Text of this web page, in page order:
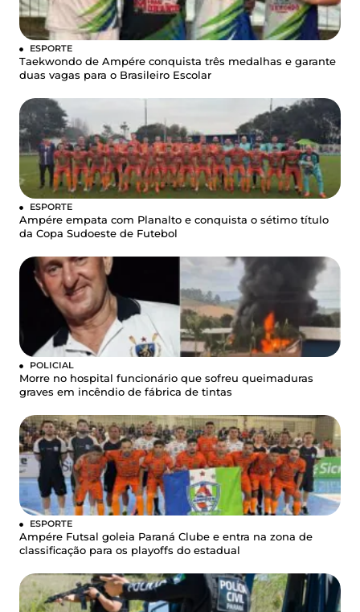
ESPORTE
Taekwondo de Ampére conquista três medalhas e garante
duas vagas para o Brasileiro Escolar
ESPORTE
Ampére empata com Planalto e conquista o sétimo título
da Copa Sudoeste de Futebol
POLICIAL
Morre no hospital funcionário que sofreu queimaduras
graves em incêndio de fábrica de tintas
ESPORTE
Ampére Futsal goleia Paraná Clube e entra na zona de
classificação para os playoffs do estadual